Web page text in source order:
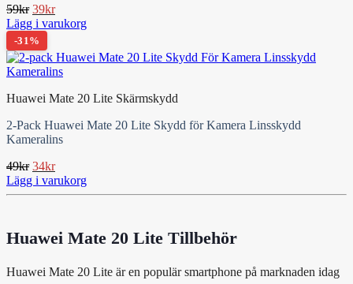
59kr Det
ursprungliga
priset
var:
59kr.
39krDet
nuvarande
är:
39kr.
Lägg i varukorg
-31%
Huawei Mate 20 Lite Skärmskydd
2-Pack Huawei Mate 20 Lite Skydd för Kamera Linsskydd
Kameralins
49kr Det
ursprungliga
priset
34krDet
nuvarande
priset
Lägg i varukorg
Huawei Mate 20 Lite Tillbehör
Huawei Mate 20 Lite är en populär smartphone på marknaden idag